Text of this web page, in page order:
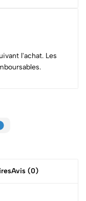
l'achat. Les
Avis (0)